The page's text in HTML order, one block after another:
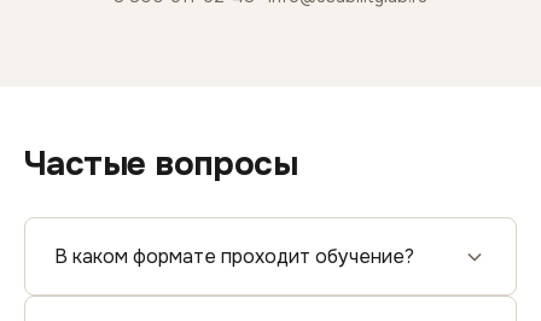
Частые вопросы
В каком формате проходит обучение?